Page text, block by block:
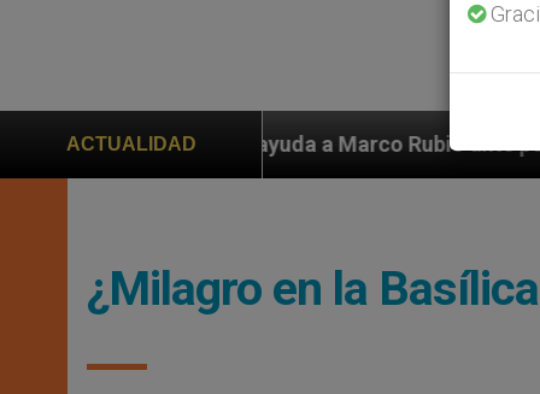
ACTUALIDAD
ayuda a Marco Rubio ante persecución de
¿Milagro en la